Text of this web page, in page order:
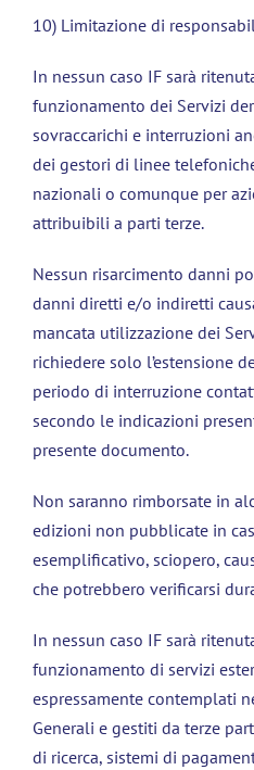
10) Limitazione di
In nessun caso IF sarà
funzionamento dei Servizi
sovraccarichi e interruzioni
dei gestori di linee
nazionali o comunque per
attribuibili a parti terze.
Nessun risarcimento danni
danni diretti e/o indiretti
mancata utilizzazione dei
richiedere solo l’estensione
periodo di interruzione
secondo le indicazioni
presente documento.
Non saranno rimborsate in
edizioni non pubblicate in
esemplificativo, sciopero,
che potrebbero verificarsi
In nessun caso IF sarà
funzionamento di servizi
espressamente contemplati
Generali e gestiti da terze
di ricerca, sistemi di